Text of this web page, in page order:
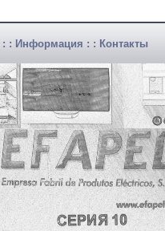
: : Информация : : Контакты